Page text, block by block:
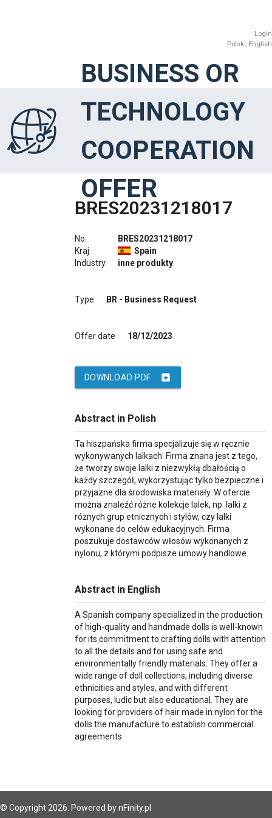
Login
Polski English
BUSINESS OR
TECHNOLOGY
COOPERATION
OFFER
BRES20231218017
No.
Kraj
Industry
BRES20231218017
Spain
inne produkty
Type BR - Business Request
Offer date 18/12/2023
archive
DOWNLOAD PDF
Abstract in Polish
Ta hiszpańska firma specjalizuje się w ręcznie
wykonywanych lalkach. Firma znana jest z tego,
że tworzy swoje lalki z niezwykłą dbałością o
każdy szczegół, wykorzystując tylko bezpieczne i
przyjazne dla środowiska materiały. W ofercie
można znaleźć różne kolekcje lalek, np. lalki z
różnych grup etnicznych i stylów, czy lalki
wykonane do celów edukacyjnych. Firma
poszukuje dostawców włosów wykonanych z
nylonu, z którymi podpisze umowy handlowe.
Abstract in English
A Spanish company specialized in the production
of high-quality and handmade dolls is well-known
for its commitment to crafting dolls with attention
to all the details and for using safe and
environmentally friendly materials. They offer a
wide range of doll collections, including diverse
ethnicities and styles, and with different
purposes, ludic but also educational. They are
looking for providers of hair made in nylon for the
dolls the manufacture to establish commercial
agreements.
© Copyright 2026. Powered bynFinity.pl